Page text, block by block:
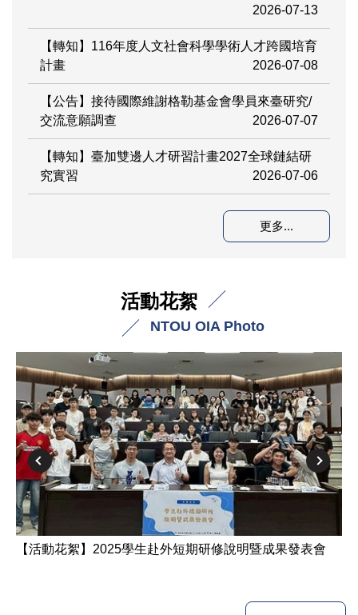
2026-07-13
【轉知】116年度人文社會科學學術人才跨國培育
計畫
2026-07-08
【公告】接待國際維謝格勒基金會學員來臺研究/
交流意願調查
2026-07-07
【轉知】臺加雙邊人才研習計畫2027全球鏈結研
究實習
2026-07-06
更多...
活動花絮
NTOU OIA Photo
【活動花絮】2025學生赴外短期研修說明暨成果發表會